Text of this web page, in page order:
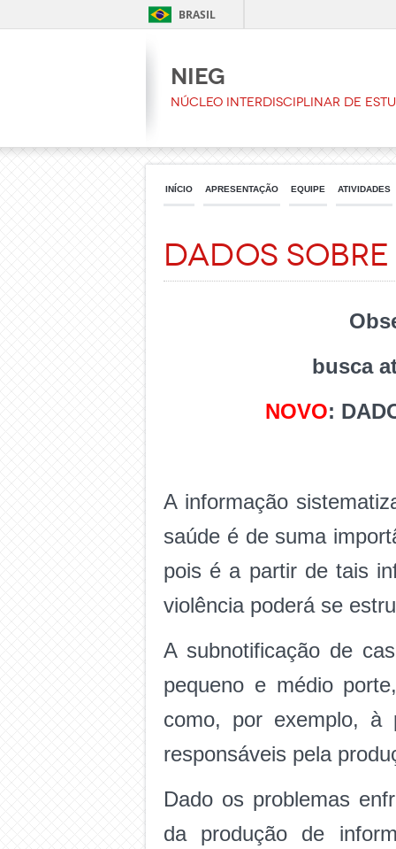
BRASIL
NIEG
Núcleo Interdisciplinar de
INÍCIO APRESENTAÇÃO EQUIPE ATIVIDADES
Dados
busca
NOVO:
A informação
saúde é de suma
pois é a partir de tais
violência poderá se
A subnotificação de
pequeno e médio
como, por exemplo, à
responsáveis pela
Dado os problemas
da produção de